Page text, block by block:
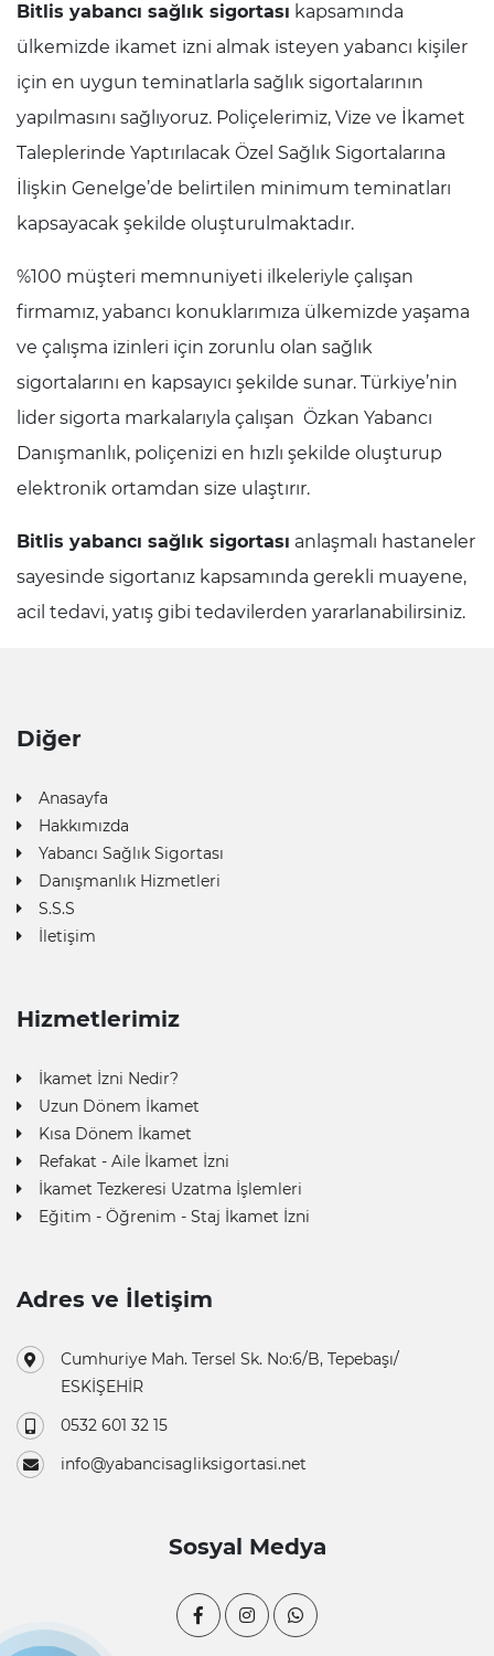
Bitlis yabancı sağlık sigortası kapsamında
ülkemizde ikamet izni almak isteyen yabancı kişiler
için en uygun teminatlarla sağlık sigortalarının
yapılmasını sağlıyoruz. Poliçelerimiz, Vize ve İkamet
Taleplerinde Yaptırılacak Özel Sağlık Sigortalarına
İlişkin Genelge’de belirtilen minimum teminatları
kapsayacak şekilde oluşturulmaktadır.
%100 müşteri memnuniyeti ilkeleriyle çalışan
firmamız, yabancı konuklarımıza ülkemizde yaşama
ve çalışma izinleri için zorunlu olan sağlık
sigortalarını en kapsayıcı şekilde sunar. Türkiye’nin
lider sigorta markalarıyla çalışan Özkan Yabancı
Danışmanlık, poliçenizi en hızlı şekilde oluşturup
elektronik ortamdan size ulaştırır.
Bitlis yabancı sağlık sigortası anlaşmalı hastaneler
sayesinde sigortanız kapsamında gerekli muayene,
acil tedavi, yatış gibi tedavilerden yararlanabilirsiniz.
Diğer
Anasayfa
Hakkımızda
Yabancı Sağlık Sigortası
Danışmanlık Hizmetleri
S.S.S
İletişim
Hizmetlerimiz
İkamet İzni Nedir?
Uzun Dönem İkamet
Kısa Dönem İkamet
Refakat - Aile İkamet İzni
İkamet Tezkeresi Uzatma İşlemleri
Eğitim - Öğrenim - Staj İkamet İzni
Adres ve İletişim
Cumhuriye Mah. Tersel Sk. No:6/B, Tepebaşı/
ESKİŞEHİR
0532 601 32 15
info@yabancisagliksigortasi.net
Sosyal Medya